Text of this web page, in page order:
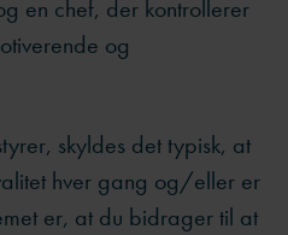
en chef, der kontrollerer
og
skyldes det typisk, at
hver gang og/eller er
er, at du bidrager til at